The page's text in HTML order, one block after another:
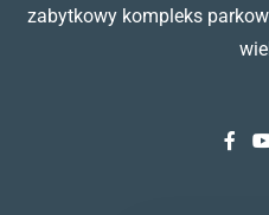
zabytkowy kompleks